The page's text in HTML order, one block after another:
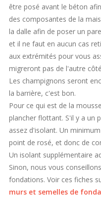
être posé avant le béton
des composantes de la
la dalle afin de poser un
et il ne faut en aucun cas
aux extrémités pour vous
migreront pas de l'autre
Les champignons seront
la barrière, c'est bon.
Pour ce qui est de la
plancher flottant. S'il y a un
assez d'isolant. Un
point de rosé, et donc de
Un isolant supplémentaire
Sinon, nous vous
fondations. Voir ces fiches
murs et semelles de